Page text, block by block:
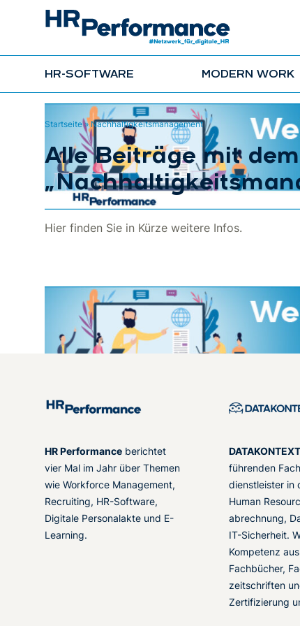
HR-SOFTWARE MODERN WORK
Startseite»Nachhaltigkeitsmanagement
Alle Beiträge mit
Hier finden Sie in Kürze weitere Infos.
HR Performance berichtet
vier Mal im Jahr über Themen
wie Workforce Management,
Recruiting, HR-Software,
Digitale Personalakte und E-
Learning.
DATAKONTEXT
führenden
dienstleister in
Human
abrechnung,
IT-Sicherheit.
Kompetenz
Fachbücher,
zeitschriften
Zertifizierung